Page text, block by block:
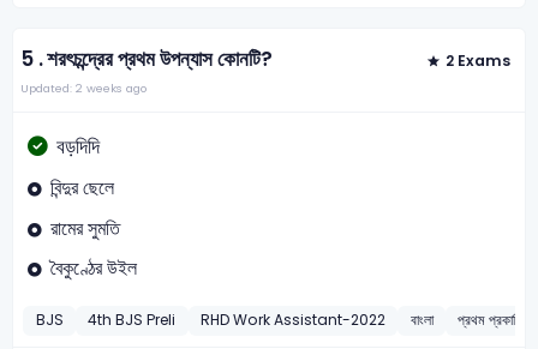
5 .শরৎচন্দ্রের প্রথম উপন্যাস কোনটি? 2 Exams
Updated: 2 weeks ago
বড়দিদি
বিন্দুর ছেলে
রামের সুমতি
বৈকুণ্ঠের উইল
BJS 4th BJS Preli RHD Work Assistant-2022 বাংলা প্রথম প্রকাশিত